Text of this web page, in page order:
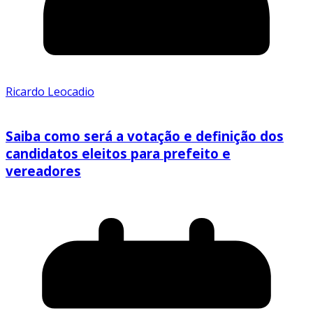
Ricardo Leocadio
Saiba como será a votação e definição dos
candidatos eleitos para prefeito e
vereadores